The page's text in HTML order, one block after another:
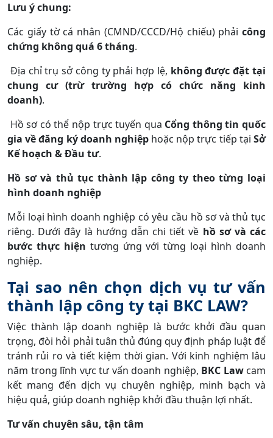
Lưu ý chung:
Các giấy tờ cá nhân (CMND/CCCD/Hộ chiếu) phải công
chứng không quá 6 tháng.
Địa chỉ trụ sở công ty phải hợp lệ, không được đặt tại
chung cư (trừ trường hợp có chức năng kinh
doanh).
Hồ sơ có thể nộp trực tuyến qua Cổng thông tin quốc
gia về đăng ký doanh nghiệphoặc nộp trực tiếp tạiSở
Kế hoạch & Đầu tư.
Hồ sơ và thủ tục thành lập công ty theo từng loại
hình doanh nghiệp
Mỗi loại hình doanh nghiệp có yêu cầu hồ sơ và thủ tục
riêng. Dưới đây là hướng dẫn chi tiết về hồ sơ và các
bước thực hiện tương ứng với từng loại hình doanh
nghiệp.
Tại sao nên chọn dịch vụ tư vấn
thành lập công ty tại BKC LAW?
Việc thành lập doanh nghiệp là bước khởi đầu quan
trọng, đòi hỏi phải tuân thủ đúng quy định pháp luật để
tránh rủi ro và tiết kiệm thời gian. Với kinh nghiệm lâu
năm trong lĩnh vực tư vấn doanh nghiệp, BKC Lawcam
kết mang đến dịch vụ chuyên nghiệp, minh bạch và
hiệu quả, giúp doanh nghiệp khởi đầu thuận lợi nhất.
Tư vấn chuyên sâu, tận tâm